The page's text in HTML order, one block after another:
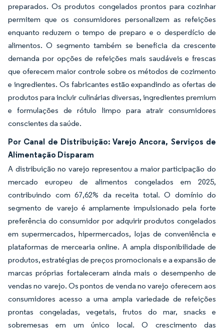
preparados. Os produtos congelados prontos para cozinhar
permitem que os consumidores personalizem as refeições
enquanto reduzem o tempo de preparo e o desperdício de
alimentos. O segmento também se beneficia da crescente
demanda por opções de refeições mais saudáveis e frescas
que oferecem maior controle sobre os métodos de cozimento
e ingredientes. Os fabricantes estão expandindo as ofertas de
produtos para incluir culinárias diversas, ingredientes premium
e formulações de rótulo limpo para atrair consumidores
conscientes da saúde.
Por Canal de Distribuição: Varejo Ancora, Serviços de
Alimentação Disparam
A distribuição no varejo representou a maior participação do
mercado europeu de alimentos congelados em 2025,
contribuindo com 67,62% da receita total. O domínio do
segmento de varejo é amplamente impulsionado pela forte
preferência do consumidor por adquirir produtos congelados
em supermercados, hipermercados, lojas de conveniência e
plataformas de mercearia online. A ampla disponibilidade de
produtos, estratégias de preços promocionais e a expansão de
marcas próprias fortaleceram ainda mais o desempenho de
vendas no varejo. Os pontos de venda no varejo oferecem aos
consumidores acesso a uma ampla variedade de refeições
prontas congeladas, vegetais, frutos do mar, snacks e
sobremesas em um único local. O crescimento das